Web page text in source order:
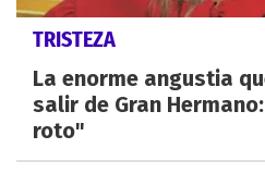
TRISTEZA
La enorme angustia
salir de Gran
roto"